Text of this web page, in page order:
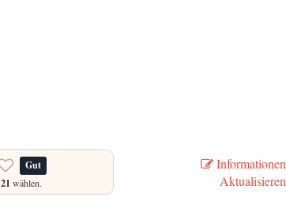
Gut
21 wählen.
Informationen
Aktualisieren